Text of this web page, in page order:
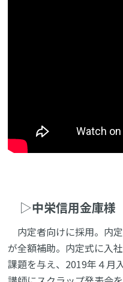
▷中栄信用金庫様
内定者向けに採用。内
が全額補助。内定式に入
課題を与え、2019年４月